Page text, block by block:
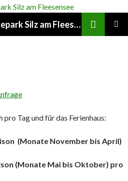
Ferienhaus 17 im Heidepark Silz am Fleesensee
pro Tag und für das Ferienhaus:
(Monate November bis April)
(Monate Mai bis Oktober) pro